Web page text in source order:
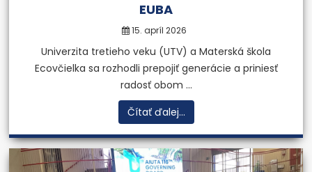
EUBA
15. apríl 2026
Univerzita tretieho veku (UTV) a Materská škola
Ecovčielka sa rozhodli prepojiť generácie a priniesť
radosť obom ...
Čítať ďalej...